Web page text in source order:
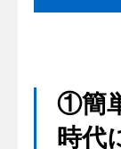
①簡
時代